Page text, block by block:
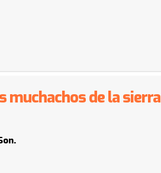
muchachos de la sierra